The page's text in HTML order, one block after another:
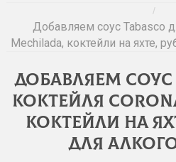
/
Добавляем соус Tabasco
Mechilada, коктейли на яхте,
Добавляем соус
коктейля
коктейли на
для